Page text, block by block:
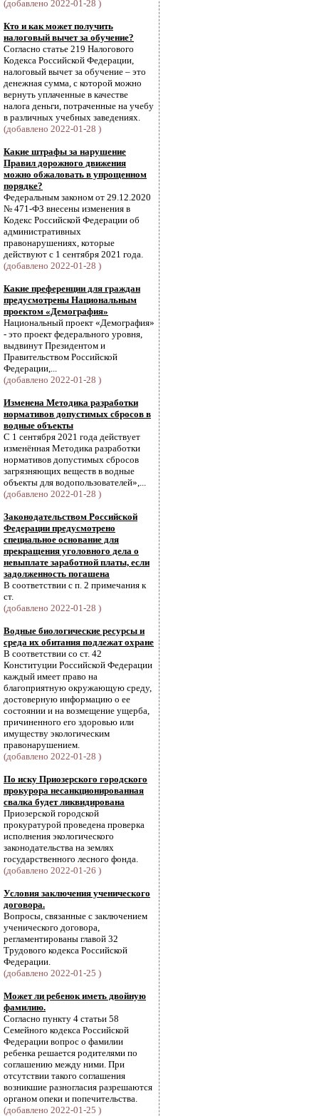
(добавлено 2022-01-28 )
Кто и как может получить
налоговый вычет за обучение?
Согласно статье 219 Налогового
Кодекса Российской Федерации,
налоговый вычет за обучение – это
денежная сумма, с которой можно
вернуть уплаченные в качестве
налога деньги, потраченные на учебу
в различных учебных заведениях.
(добавлено 2022-01-28 )
Какие штрафы за нарушение
Правил дорожного движения
можно обжаловать в упрощенном
порядке?
Федеральным законом от 29.12.2020
№ 471-ФЗ внесены изменения в
Кодекс Российской Федерации об
административных
правонарушениях, которые
действуют с 1 сентября 2021 года.
(добавлено 2022-01-28 )
Какие преференции для граждан
предусмотрены Национальным
проектом «Демография»
Национальный проект «Демография»
- это проект федерального уровня,
выдвинут Президентом и
Правительством Российской
Федерации,...
(добавлено 2022-01-28 )
Изменена Методика разработки
нормативов допустимых сбросов в
водные объекты
С 1 сентября 2021 года действует
изменённая Методика разработки
нормативов допустимых сбросов
загрязняющих веществ в водные
объекты для водопользователей»,...
(добавлено 2022-01-28 )
Законодательством Российской
Федерации предусмотрено
специальное основание для
прекращения уголовного дела о
невыплате заработной платы, если
задолженность погашена
В соответствии с п. 2 примечания к
ст.
(добавлено 2022-01-28 )
Водные биологические ресурсы и
среда их обитания подлежат охране
В соответствии со ст. 42
Конституции Российской Федерации
каждый имеет право на
благоприятную окружающую среду,
достоверную информацию о ее
состоянии и на возмещение ущерба,
причиненного его здоровью или
имуществу экологическим
правонарушением.
(добавлено 2022-01-28 )
По иску Приозерского городского
прокурора несанкционированная
свалка будет ликвидирована
Приозерской городской
прокуратурой проведена проверка
исполнения экологического
законодательства на землях
государственного лесного фонда.
(добавлено 2022-01-26 )
Условия заключения ученического
договора.
Вопросы, связанные с заключением
ученического договора,
регламентированы главой 32
Трудового кодекса Российской
Федерации.
(добавлено 2022-01-25 )
Может ли ребенок иметь двойную
фамилию.
Согласно пункту 4 статьи 58
Семейного кодекса Российской
Федерации вопрос о фамилии
ребенка решается родителями по
соглашению между ними. При
отсутствии такого соглашения
возникшие разногласия разрешаются
органом опеки и попечительства.
(добавлено 2022-01-25 )